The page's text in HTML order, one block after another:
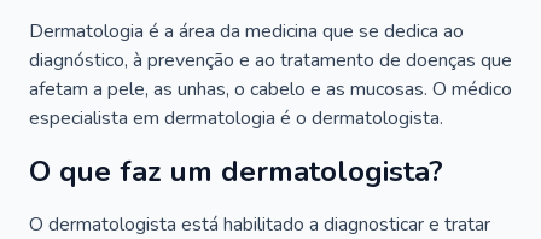
Dermatologia é a área da medicina que se dedica ao
diagnóstico, à prevenção e ao tratamento de doenças que
afetam a pele, as unhas, o cabelo e as mucosas. O médico
especialista em dermatologia é o dermatologista.
O que faz um dermatologista?
O dermatologista está habilitado a diagnosticar e tratar